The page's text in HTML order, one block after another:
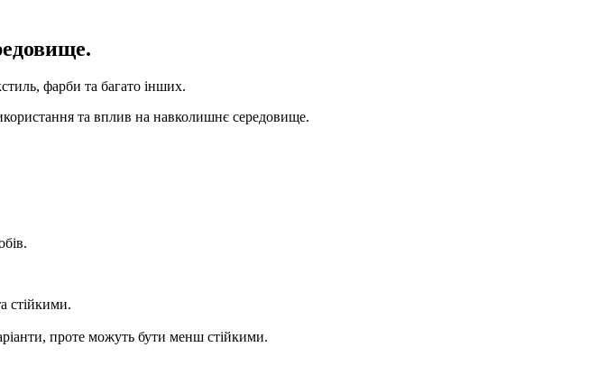
фарби та багато інших.
та вплив на навколишнє середовище.
стійкими.
проте можуть бути менш стійкими.